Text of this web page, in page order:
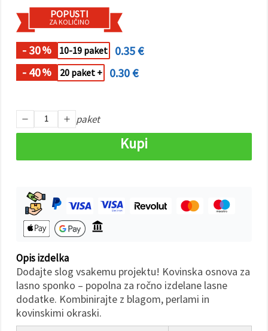
preference z
izbiro
določene
vrste
piškotkov
in klikom
na gumb
»Shrani«.
vse
POPUSTI
ZA KOLIČINO
- 30% 10-19 paket
0.35 €
- 40% 20 paket + 0.30 €
paket
Kupi
Opis izdelka
Dodajte slog vsakemu projektu! Kovinska osnova za
lasno sponko – popolna za ročno izdelane lasne
dodatke. Kombinirajte z blagom, perlami in
kovinskimi okraski.